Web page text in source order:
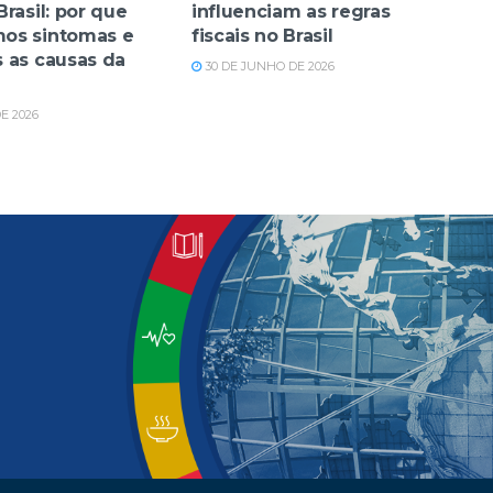
por que
sintomas e
causas da
2026
influenciam as regras
fiscais no Brasil
30 DE JUNHO DE 2026